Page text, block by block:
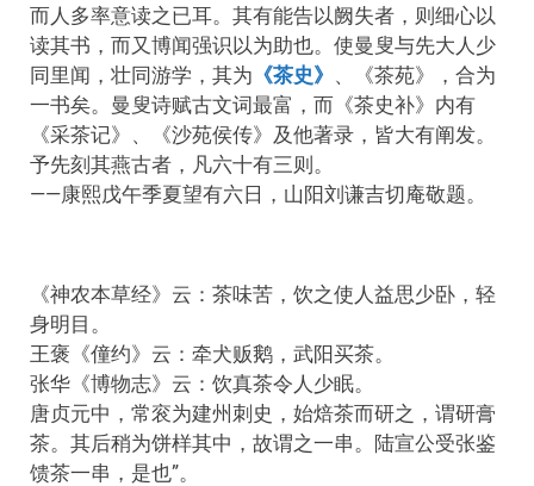
而人多率意读之已耳。其有能告以阙失者，则细心以
读其书，而又博闻强识以为助也。使曼叟与先大人少
同里闻，壮同游学，其为 《茶史》 、《茶苑》，合为
一书矣。曼叟诗赋古文词最富，而《茶史补》内有
《采茶记》、《沙苑侯传》及他著录，皆大有阐发。
予先刻其燕古者，凡六十有三则。
——康熙戊午季夏望有六日，山阳刘谦吉切庵敬题。
《神农本草经》云：茶味苦，饮之使人益思少卧，轻
身明目。
王褒《僮约》云：牵犬贩鹅，武阳买茶。
张华《博物志》云：饮真茶令人少眠。
唐贞元中，常衮为建州刺史，始焙茶而研之，谓研膏
茶。其后稍为饼样其中，故谓之一串。陆宣公受张鉴
馈茶一串，是也”。